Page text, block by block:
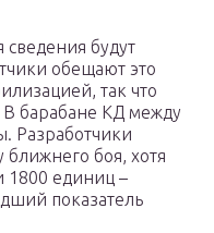
сведения будут
обещают это
так что
В барабане КД между
Разработчики
боя, хотя
1800 единиц –
показатель